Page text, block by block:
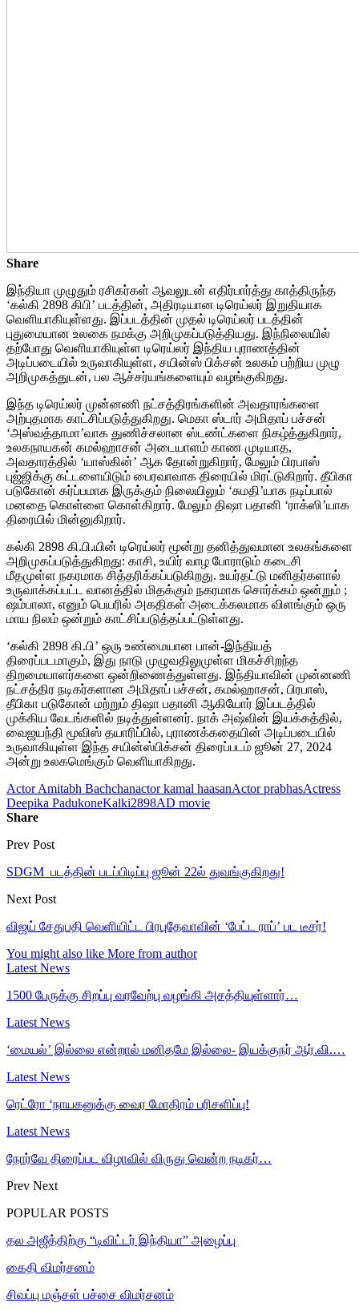
Share
இந்தியா முழுதும் ரசிகர்கள் ஆவலுடன் எதிர்பார்த்து காத்திருந்த
‘கல்கி 2898 கிபி’ படத்தின், அதிரடியான டிரெய்லர் இறுதியாக
வெளியாகியுள்ளது. இப்படத்தின் முதல் டிரெய்லர் படத்தின்
புதுமையான உலகை நமக்கு அறிமுகப்படுத்தியது. இந்நிலையில்
தற்போது வெளியாகியுள்ள டிரெய்லர் இந்திய புராணத்தின்
அடிப்படையில் உருவாகியுள்ள, சயின்ஸ் பிக்சன் உலகம் பற்றிய முழு
அறிமுகத்துடன், பல ஆச்சர்யங்களையும் வழங்குகிறது.
இந்த டிரெய்லர் முன்னணி நட்சத்திரங்களின் அவதாரங்களை
அற்புதமாக காட்சிப்படுத்துகிறது. மெகா ஸ்டார் அமிதாப் பச்சன்
‘அஸ்வத்தாமா’வாக துணிச்சலான ஸ்டண்ட்களை நிகழ்த்துகிறார்,
உலகநாயகன் கமல்ஹாசன் அடையாளம் காண முடியாத,
அவதாரத்தில் ‘யாஸ்கின்’ ஆக தோன்றுகிறார், மேலும் பிரபாஸ்
புஜ்ஜிக்கு கட்டளையிடும் பைரவாவாக திரையில் மிரட்டுகிறார். தீபிகா
படுகோன் கர்ப்பமாக இருக்கும் நிலையிலும் ‘சுமதி’யாக நடிப்பால்
மனதை கொள்ளை கொள்கிறார். மேலும் திஷா பதானி ‘ராக்ஸி’யாக
திரையில் மின்னுகிறார்.
கல்கி 2898 கி.பி.யின் டிரெய்லர் மூன்று தனித்துவமான உலகங்களை
அறிமுகப்படுத்துகிறது: காசி, உயிர் வாழ போராடும் கடைசி
மீதமுள்ள நகரமாக சித்தரிக்கப்படுகிறது. உயர்தட்டு மனிதர்களால்
உருவாக்கப்பட்ட வானத்தில் மிதக்கும் நகரமாக சொர்க்கம் ஒன்றும் ;
ஷம்பாலா, எனும் பெயரில் அகதிகள் அடைக்கலமாக விளங்கும் ஒரு
மாய நிலம் ஒன்றும் காட்சிப்படுத்தப்பட்டுள்ளது.
‘கல்கி 2898 கி.பி’ ஒரு உண்மையான பான்-இந்தியத்
திரைப்படமாகும், இது நாடு முழுவதிலுமுள்ள மிகச்சிறந்த
திறமையாளர்களை ஒன்றிணைத்துள்ளது. இந்தியாவின் முன்னணி
நட்சத்திர நடிகர்களான அமிதாப் பச்சன், கமல்ஹாசன், பிரபாஸ்,
தீபிகா படுகோன் மற்றும் திஷா பதானி ஆகியோர் இப்படத்தில்
முக்கிய வேடங்களில் நடித்துள்ளனர். நாக் அஷ்வின் இயக்கத்தில்,
வைஜயந்தி மூவிஸ் தயாரிப்பில், புராணக்கதையின் அடிப்படையில்
உருவாகியுள்ள இந்த சயின்ஸ்பிக்சன் திரைப்படம் ஜூன் 27, 2024
அன்று உலகமெங்கும் வெளியாகிறது.
Actor Amitabh Bachchanactor kamal haasanActor prabhasActress
Deepika PadukoneKalki2898AD movie
Share
Prev Post
SDGM படத்தின் படப்பிடிப்பு ஜூன் 22ல் துவங்குகிறது!
Next Post
விஜய் சேதுபதி வெளியிட்ட பிரபுதேவாவின் ‘பேட்ட ராப்’ பட டீசர்!
You might also like More from author
Latest News
1500 பேருக்கு சிறப்பு வரவேற்பு வழங்கி அசத்தியுள்ளார்…
Latest News
‘மையல்’ இல்லை என்றால் மனிதமே இல்லை- இயக்குநர் ஆர்.வி.…
Latest News
ரெட்ரோ ‘நாயகனுக்கு வைர மோதிரம் பரிசளிப்பு!
Latest News
நோர்வே திரைப்பட விழாவில் விருது வென்ற நடிகர்…
Prev Next
POPULAR POSTS
தல அஜீத்திற்கு “டிவிட்டர் இந்தியா” அழைப்பு
கைதி விமர்சனம்
சிவப்பு மஞ்சள் பச்சை விமர்சனம்